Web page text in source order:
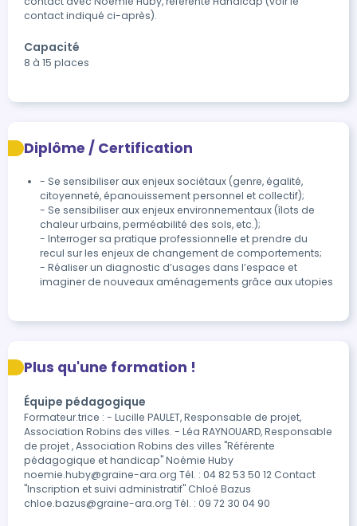
contact indiqué ci-après).
Capacité
8 à 15 places
Diplôme / Certification
- Se sensibiliser aux enjeux sociétaux (genre, égalité,
citoyenneté, épanouissement personnel et collectif);
- Se sensibiliser aux enjeux environnementaux (îlots de
chaleur urbains, perméabilité des sols, etc.);
- Interroger sa pratique professionnelle et prendre du
recul sur les enjeux de changement de comportements;
- Réaliser un diagnostic d’usages dans l’espace et
Plus qu'une formation !
Équipe pédagogique
Formateur.trice : - Lucille PAULET, Responsable de projet,
Association Robins des villes. - Léa RAYNOUARD, Responsable
de projet , Association Robins des villes "Référente
pédagogique et handicap" Noémie Huby
noemie.huby@graine-ara.org Tél. : 04 82 53 50 12 Contact
"Inscription et suivi administratif" Chloé Bazus
chloe.bazus@graine-ara.org Tél. : 09 72 30 04 90